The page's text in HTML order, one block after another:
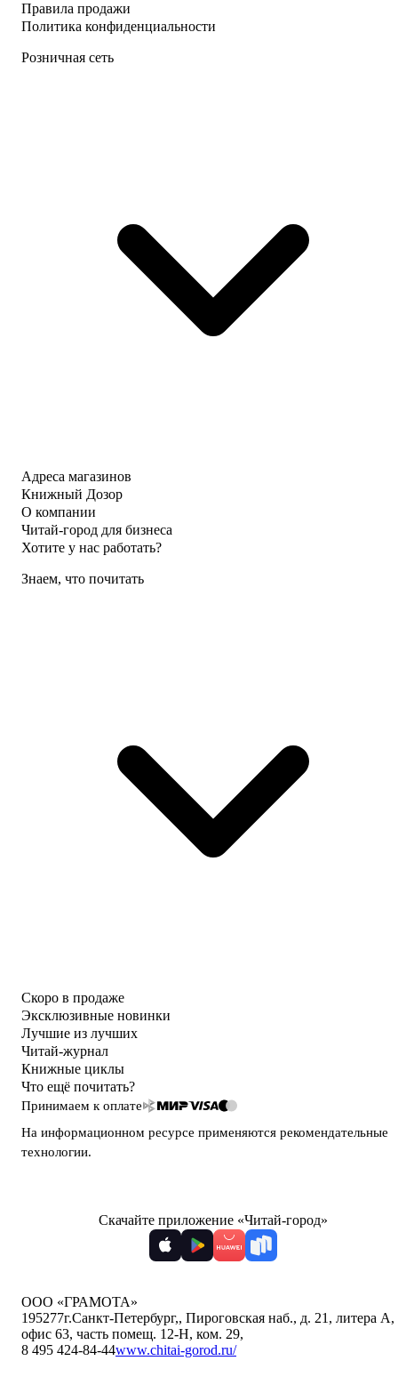
Правила продажи
Политика конфиденциальности
Розничная сеть
Адреса магазинов
Книжный Дозор
О компании
Читай-город для бизнеса
Хотите у нас работать?
Знаем, что почитать
Скоро в продаже
Эксклюзивные новинки
Лучшие из лучших
Читай-журнал
Книжные циклы
Что ещё почитать?
Принимаем к оплате
На информационном ресурсе применяются рекомендательные
технологии.
Скачайте приложение «Читай-город»
ООО «ГРАМОТА»
195277г.Санкт-Петербург,, Пироговская наб., д. 21, литера А,
офис 63, часть помещ. 12-Н, ком. 29,
8 495 424-84-44www.chitai-gorod.ru/